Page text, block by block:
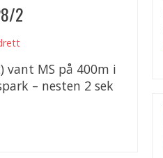
2
vant MS på 400m i
– nesten 2 sek